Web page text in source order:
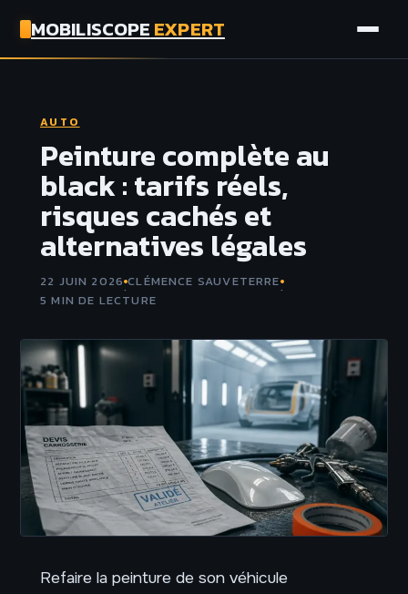
MOBILISCOPEEXPERT
ASSURANCE
AUTO
Peinture complète au
black : tarifs réels,
risques cachés et
alternatives légales
22 JUIN 2026·CLÉMENCE SAUVETERRE·
5 MIN DE LECTURE
Refaire la peinture de son véhicule